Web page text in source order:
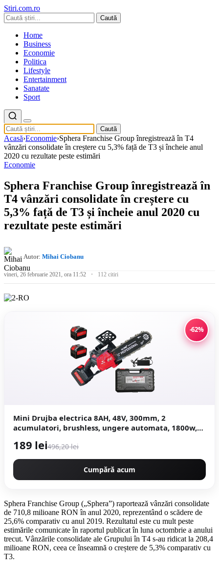
Stiri.com.ro
Caută
Home
Business
Economie
Politica
Lifestyle
Entertainment
Sanatate
Sport
Caută
Acasă›Economie›Sphera Franchise Group înregistrează în T4
vânzări consolidate în creștere cu 5,3% față de T3 și încheie anul
2020 cu rezultate peste estimări
Economie
Sphera Franchise Group înregistrează în
T4 vânzări consolidate în creștere cu
5,3% față de T3 și încheie anul 2020 cu
rezultate peste estimări
Autor: Mihai Ciobanu
vineri, 26 februarie 2021, ora 11:52 112 citiri
-62%
Mini Drujba electrica 8AH, 48V, 300mm, 2
acumulatori, brushless, ungere automata, 1800w,
189 lei496,20 lei
Cumpără acum
Sphera Franchise Group („Sphera”) raportează vânzări consolidate
de 710,8 milioane RON în anul 2020, reprezentând o scădere de
25,6% comparativ cu anul 2019. Rezultatul este cu mult peste
estimările comunicate în raportul publicat în luna octombrie a anului
trecut. Vânzările consolidate ale Grupului în T4 s-au ridicat la 208,4
milioane RON, ceea ce înseamnă o creștere de 5,3% comparativ cu
T3.